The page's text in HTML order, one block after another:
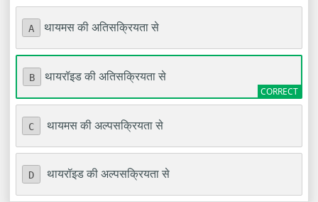
A थायमस की अतिसक्रियता से
B थायरॉइड की अतिसक्रियता से
C थायमस की अल्पसक्रियता से
D थायरॉइड की अल्पसक्रियता से